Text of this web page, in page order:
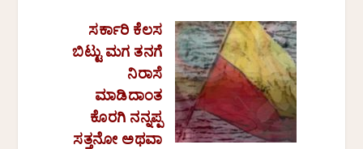
ಸರ್ಕಾರಿ ಕೆಲಸ
ಬಿಟ್ಟು ಮಗ ತನಗೆ
ನಿರಾಸೆ
ಮಾಡಿದಾಂತ
ಕೊರಗಿ ನನ್ನಪ್ಪ
ಸತ್ತನೋ ಅಥವಾ